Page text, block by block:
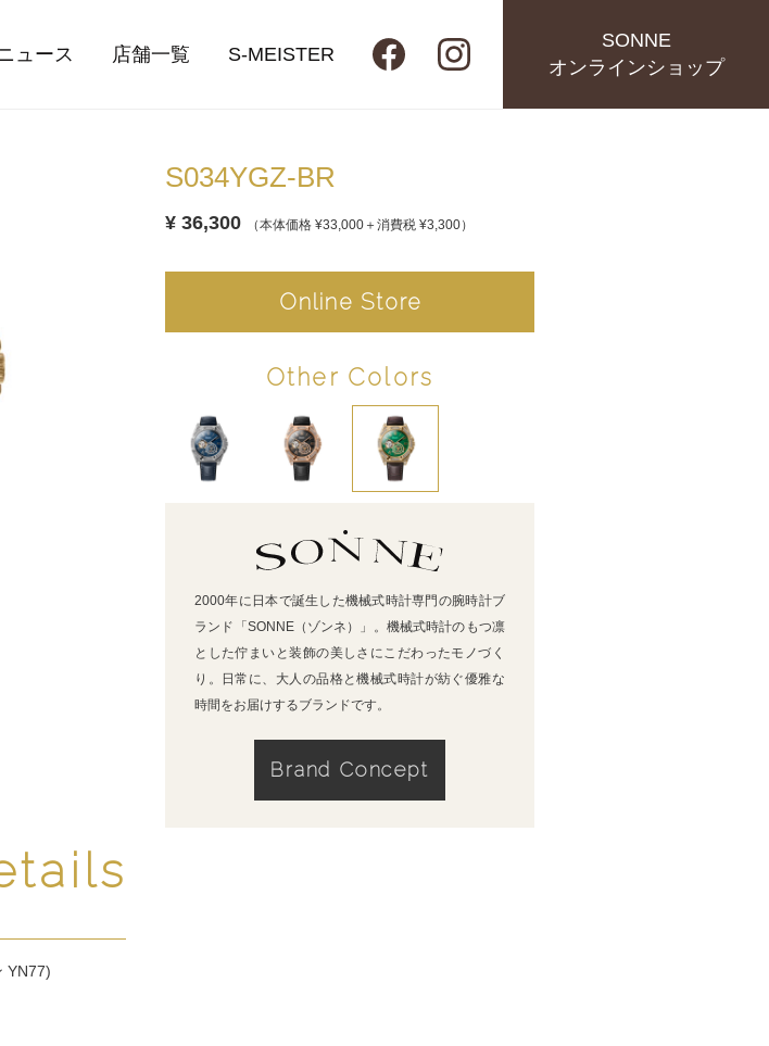
ュース 店舗一覧 S-MEISTER
SONNE
オンラインショップ
S034YGZ-BR
¥ 36,300 （本体価格 ¥33,000＋消費税 ¥3,300）
Online Store
Other Colors
2000年に⽇本で誕⽣した機械式時計専⾨の腕時計ブ
ランド「SONNE（ゾンネ）」。機械式時計のもつ凛
とした佇まいと装飾の美しさにこだわったモノづく
り。⽇常に、⼤⼈の品格と機械式時計が紡ぐ優雅な
時間をお届けするブランドです。
Brand Concept
YN77)